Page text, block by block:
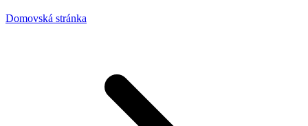
Domovská stránka